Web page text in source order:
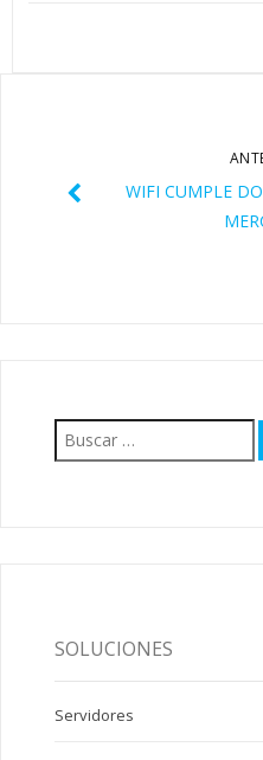
WIFI CUMPLE
Buscar:
SOLUCIONES
Servidores